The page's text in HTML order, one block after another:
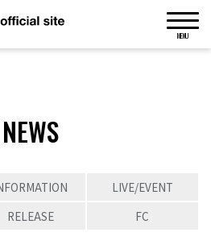
MENU
NEWS
LIVE/EVENT
RELEASE FC